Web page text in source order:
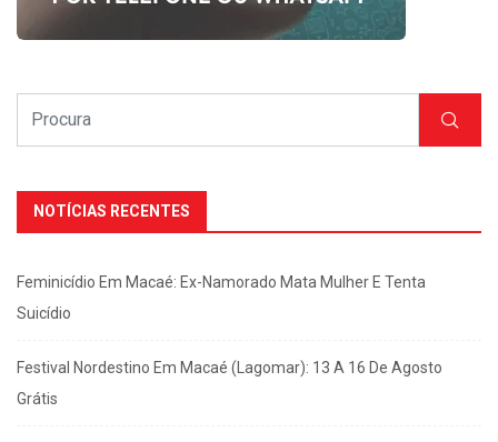
NOTÍCIAS RECENTES
Feminicídio Em Macaé: Ex-Namorado Mata Mulher E Tenta
Suicídio
Festival Nordestino Em Macaé (Lagomar): 13 A 16 De Agosto
Grátis